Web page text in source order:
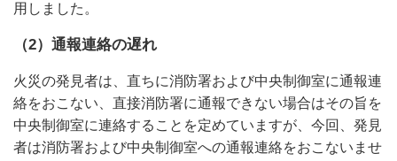
用しました。
（2）通報連絡の遅れ
火災の発見者は、直ちに消防署および中央制御室に通報連
絡をおこない、直接消防署に通報できない場合はその旨を
中央制御室に連絡することを定めていますが、今回、発見
者は消防署および中央制御室への通報連絡をおこないませ